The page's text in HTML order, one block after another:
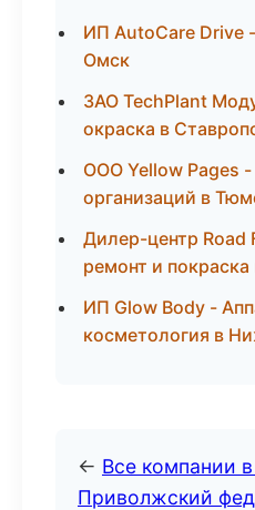
ИП AutoCare Drive
Омск
ЗАО TechPlant
окраска в
ООО Yellow Pages
организаций в
Дилер-центр Road
ремонт и
ИП Glow Body -
косметология в
← Все компании
Приволжский